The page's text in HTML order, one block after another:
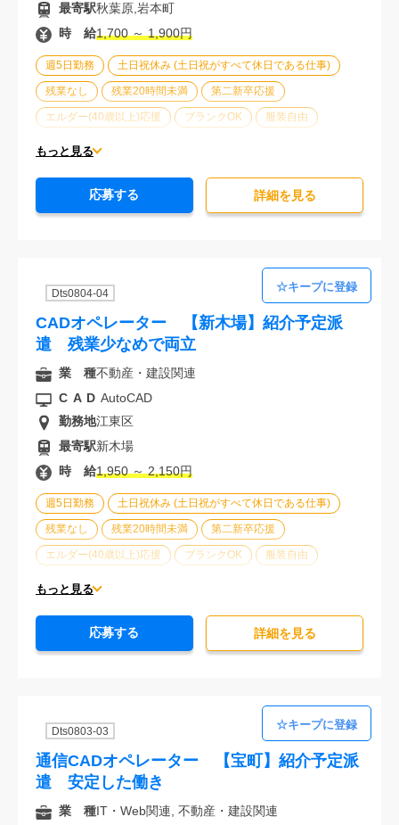
週5日勤務 土日祝休み (土日祝がすべて休日である仕事)
残業なし 残業20時間未満 第二新卒応援
エルダー(40歳以上)応援 ブランクOK 服装自由
駅から徒歩5分以内
もっと見る
最寄駅秋葉原,岩本町
時 給1,700 ～ 1,900円
応募する 詳細を⾒る
Dts0804-04
CADオペレーター 【新木場】紹介予定派
遣 残業少なめで両立
週5日勤務 土日祝休み (土日祝がすべて休日である仕事)
残業なし 残業20時間未満 第二新卒応援
エルダー(40歳以上)応援 ブランクOK 服装自由
オフィスが禁煙
未経験歓迎
もっと見る
業 種不動産・建設関連
CAD AutoCAD
勤務地江東区
最寄駅新木場
時 給1,950 ～ 2,150円
応募する 詳細を⾒る
Dts0803-03
通信CADオペレーター 【宝町】紹介予定派
遣 安定した働き
業 種IT・Web関連, 不動産・建設関連